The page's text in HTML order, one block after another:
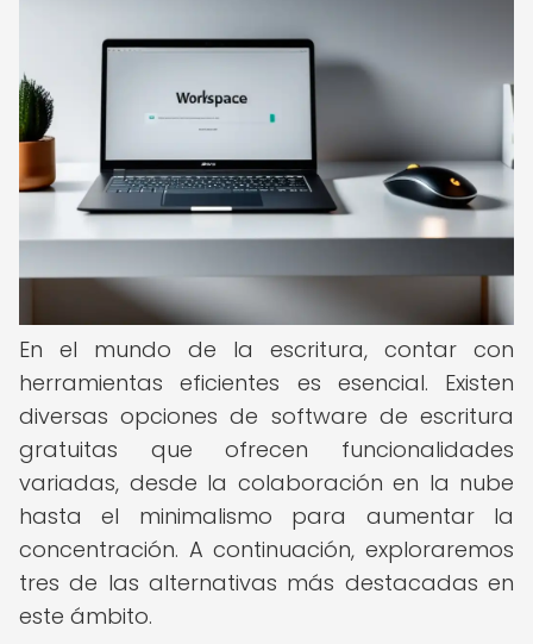
En el mundo de la escritura, contar con
herramientas eficientes es esencial. Existen
diversas opciones de software de escritura
gratuitas que ofrecen funcionalidades
variadas, desde la colaboración en la nube
hasta el minimalismo para aumentar la
concentración. A continuación, exploraremos
tres de las alternativas más destacadas en
este ámbito.